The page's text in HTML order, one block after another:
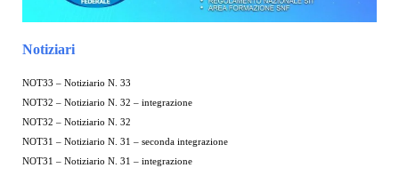
Notiziari
NOT33 – Notiziario N. 33
NOT32 – Notiziario N. 32 – integrazione
NOT32 – Notiziario N. 32
NOT31 – Notiziario N. 31 – seconda integrazione
NOT31 – Notiziario N. 31 – integrazione